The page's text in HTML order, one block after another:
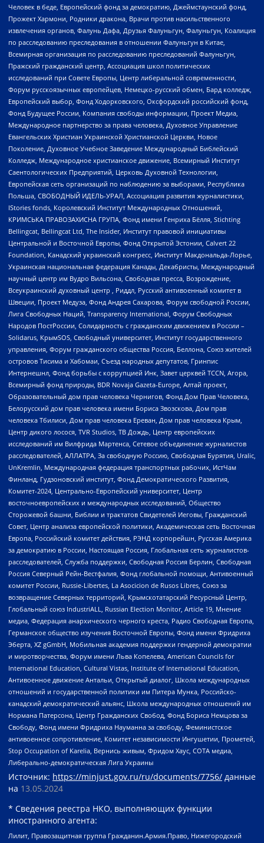
Человек в беде, Европейский фонд за демократию, Джеймстаунский фонд,
Прожект Хармони, Родники дракона, Врачи против насильственного
извлечения органов, Фалунь Дафа, Друзья Фалуньгун, Фалуньгун, Коалиция
по расследованию преследования в отношении Фалуньгун в Китае,
Всемирная организация по расследованию преследований Фалуньгун,
Пражский гражданский центр, Ассоциация школ политических
исследований при Совете Европы, Центр либеральной современности,
Форум русскоязычных европейцев, Немецко-русский обмен, Бард колледж,
Европейский выбор, Фонд Ходорковского, Оксфордский российский фонд,
Фонд Будущее России, Компания свободы информации, Проект Медиа,
Международное партнерство за права человека, Духовное Управление
Евангельских Христиан Украинской Христианской Церкви, Новое
Поколение, Духовное Учебное Заведение Международный Библейский
Колледж, Международное христианское движение, Всемирный Институт
Саентологических Предприятий, Церковь Духовной Технологии,
Европейская сеть организаций по наблюдению за выборами, Республика
Польша, СВОБОДНЫЙ ИДЕЛЬ-УРАЛ, Ассоциация развития журналистики,
IStories fonds, Королевский Институт Международных Отношений,
КРИМСЬКА ПРАВОЗАХИСНА ГРУПА, Фонд имени Генриха Бёлля, Stichting
Bellingcat, Bellingcat Ltd, The Insider, Институт правовой инициативы
Центральной и Восточной Европы, Фонд Открытой Эстонии, Calvert 22
Foundation, Канадский украинский конгресс, Институт Макдональда-Лорье,
Украинская национальная федерация Канады, Декабристы, Международный
научный центр им Вудро Вильсона, Свободная пресса, Возрождение,
Всеукраинский духовный центр , Риддл, Русский антивоенный комитет в
Швеции, Проект Медуза, Фонд Андрея Сахарова, Форум свободной России,
Лига Свободных Наций, Transparеncy International, Форум Свободных
Народов ПостРоссии, Солидарность с гражданским движением в России –
Solidarus, КрымSOS, Свободный университет, Институт государственного
управления, Форум гражданского общества Россия, Беллона, Союз жителей
островов Тисима и Хабомаи, Съезд народных депутатов, Гринпис
Интернешнл, Фонд борьбы с коррупцией Инк, Завет церквей TCCN, Агора,
Всемирный фонд природы, BDR Novaja Gazeta-Europe, Алтай проект,
Образовательный дом прав человека Чернигов, Фонд Дом Прав Человека,
Белорусский дом прав человека имени Бориса Звозскова, Дом прав
человека Тбилиси, Дом прав человека Ереван, Дом прав человека Крым,
Центр дикого лосося, TVR Studios, ТВ Дождь, Центр европейских
исследований им Вилфрида Мартенса, Сетевое объединение журналистов
расследователей, АЛЛАТРА, За свободную Россию, Свободная Бурятия, Uralic,
UnKremlin, Международная федерация транспортных рабочих, ИстЧам
Финланд, Гудзоновский институт, Фонд Демократического Развития,
Комитет-2024, Центрально-Европейский университет, Центр
восточноевропейских и международных исследований, Общество
Сторожевой башни, Библии и трактатов Свидетелей Иеговы, Гражданский
Совет, Центр анализа европейской политики, Академическая сеть Восточная
Европа, Российский комитет действия, РЭНД корпорейшн, Русская Америка
за демократию в России, Настоящая Россия, Глобальная сеть журналистов-
расследователей, Служба поддержки, Свободная Россия Берлин, Свободная
Россия Северный Рейн-Вестфалия, Фонд глобальной помощи, Антивоенный
комитет России, Russie-Libertes, La Asocicion de Rusos Libres, Союз за
возвращение Северных территорий, Крымскотатарский Ресурсный Центр,
Глобальный союз IndustriALL, Russian Election Monitor, Article 19, Мнение
медиа, Федерация анархического черного креста, Радио Свободная Европа,
Германское общество изучения Восточной Европы, Фонд имени Фридриха
Эберта, XZ gGmbH, Мобильная академия поддержки гендерной демократии
и миротворчества, Форум имени Льва Копелева, American Councils for
International Education, Cultural Vistas, Institute of International Education,
Антивоенное движение Антальи, Открытый диалог, Школа международных
отношений и государственной политики им Питера Мунка, Российско-
канадский демократический альянс, Школа международных отношений им
Нормана Патерсона, Центр Гражданских Свобод, Фонд Бориса Немцова за
Свободу, Фонд имени Фридриха Науманна за свободу, Феминистское
антивоенное сопротивление, Комитет независимости Ингушетии, Прометей,
Stop Occupation of Karelia, Вернись живым, Фридом Хаус, СОТА медиа,
Либерально-демократическая Лига Украины
Источник: https://minjust.gov.ru/ru/documents/7756/ данные
на 13.05.2024
* Сведения реестра НКО, выполняющих функции
иностранного агента:
Лилит, Правозащитная группа Гражданин.Армия.Право, Нижегородский